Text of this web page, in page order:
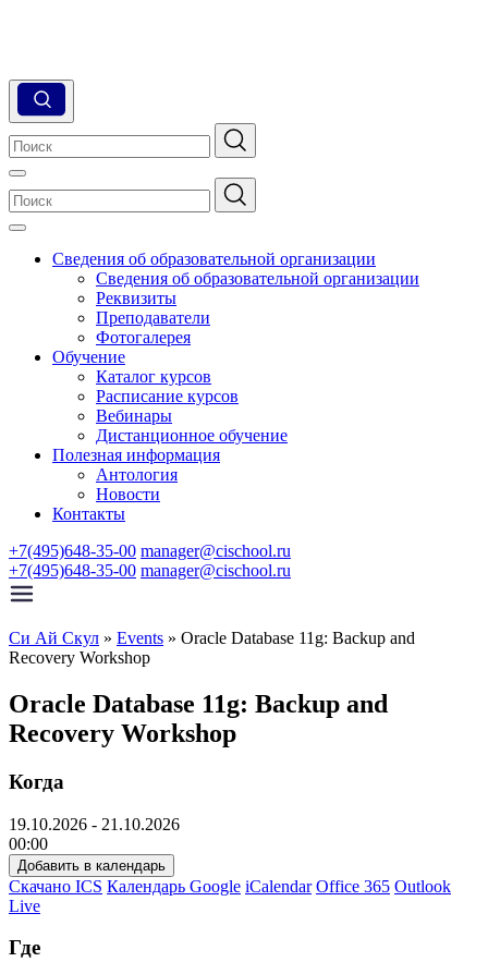
Сведения об образовательной организации
Сведения об образовательной организации
Реквизиты
Преподаватели
Фотогалерея
Обучение
Каталог курсов
Расписание курсов
Вебинары
Дистанционное обучение
Полезная информация
Антология
Новости
Контакты
+7(495)648-35-00 manager@cischool.ru
+7(495)648-35-00 manager@cischool.ru
Си Ай Скул » Events » Oracle Database 11g: Backup and
Recovery Workshop
Oracle Database 11g: Backup and
Recovery Workshop
Когда
19.10.2026 - 21.10.2026
00:00
Добавить в календарь
Скачано ICS Календарь Google iCalendar Office 365 Outlook
Live
Где